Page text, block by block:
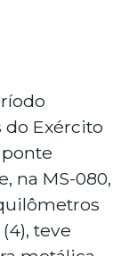
Exército
na MS-080,
teve